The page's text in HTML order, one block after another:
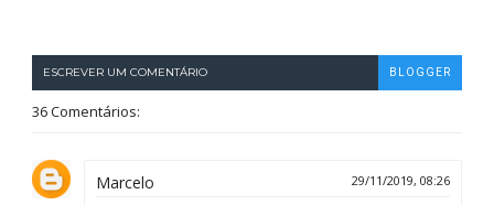
ESCREVER UM COMENTÁRIO BLOGGER
36 Comentários:
Marcelo 29/11/2019, 08:26